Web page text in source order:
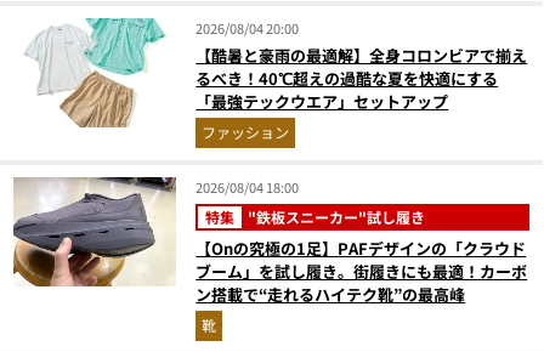
2026/08/04 20:00
【酷暑と豪雨の最適解】全身コロンビアで揃え
るべき！40℃超えの過酷な夏を快適にする
「最強テックウエア」セットアップ
ファッション
2026/08/04 18:00
特集 "鉄板スニーカー"試し履き
【Onの究極の1足】PAFデザインの「クラウド
ブーム」を試し履き。街履きにも最適！カーボ
ン搭載で“走れるハイテク靴”の最高峰
靴